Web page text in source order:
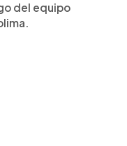
del equipo